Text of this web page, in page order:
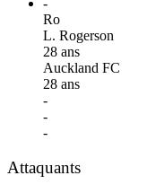
-
Ro
L. Rogerson
28 ans
Auckland FC
28 ans
-
-
-
Attaquants